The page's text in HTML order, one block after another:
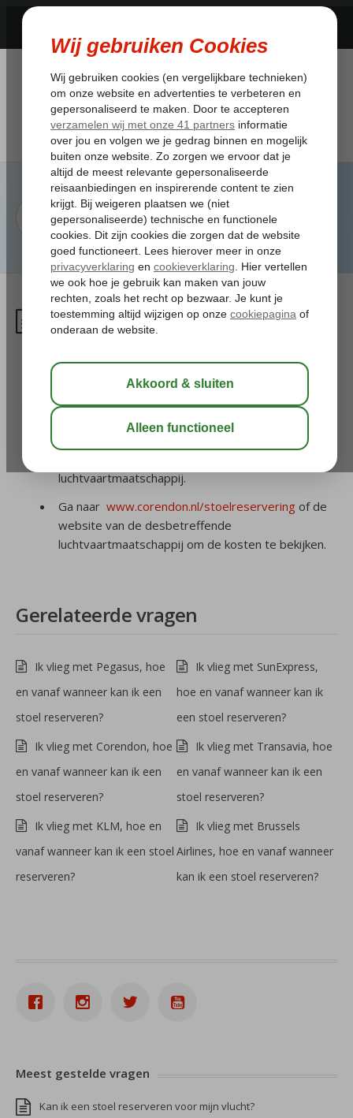
Wat zijn de kosten voor een
stoelreservering?
Wat zijn de kosten voor een
stoelreservering?
De kosten variëren per persoon per enkele reis,
luchtvaartmaatschappij.
Ga naar www.corendon.nl/stoelreservering of de
website van de desbetreffende
luchtvaartmaatschappij om de kosten te bekijken.
Gerelateerde vragen
Ik vlieg met Pegasus, hoe
en vanaf wanneer kan ik een
stoel reserveren?
Ik vlieg met SunExpress,
hoe en vanaf wanneer kan ik
een stoel reserveren?
Ik vlieg met Corendon, hoe
en vanaf wanneer kan ik een
stoel reserveren?
Ik vlieg met Transavia, hoe
en vanaf wanneer kan ik een
stoel reserveren?
Ik vlieg met KLM, hoe en
vanaf wanneer kan ik een stoel
reserveren?
Ik vlieg met Brussels
Airlines, hoe en vanaf wanneer
kan ik een stoel reserveren?
Meest gestelde vragen
Kan ik een stoel reserveren voor mijn vlucht?